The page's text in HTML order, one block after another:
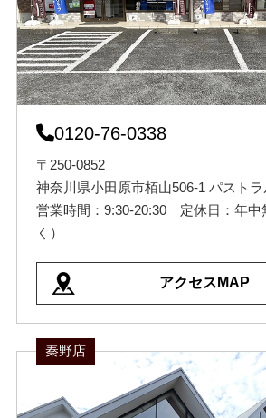
0120-76-0338
〒250-0852
神奈川県小田原市栢山506-1 パスト
営業時間：9:30-20:30 定休日：年中
く）
アクセスMAP
秦野店